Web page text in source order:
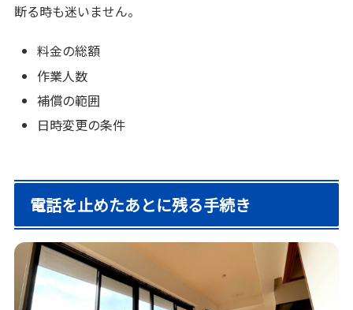
断る時も迷いません。
料金の総額
作業人数
補償の範囲
日時変更の条件
電話を止めたあとに残る手続き